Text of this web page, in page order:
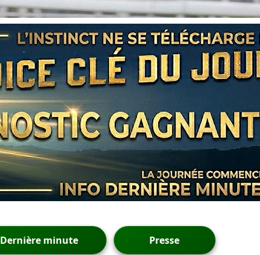
Dernière minute Presse